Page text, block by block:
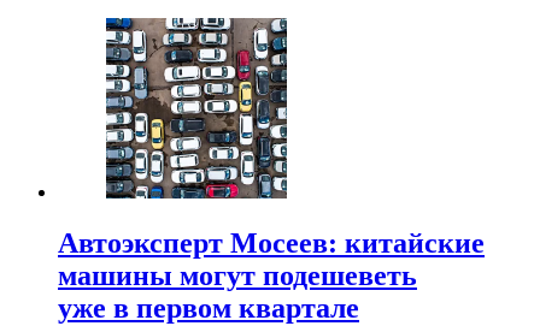
Автоэксперт Мосеев: китайские
машины могут подешеветь
уже в первом квартале